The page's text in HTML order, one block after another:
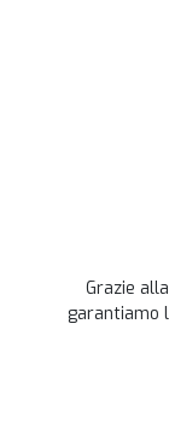
Grazie
garantiamo